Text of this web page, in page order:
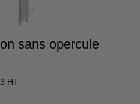
sans opercule
HT